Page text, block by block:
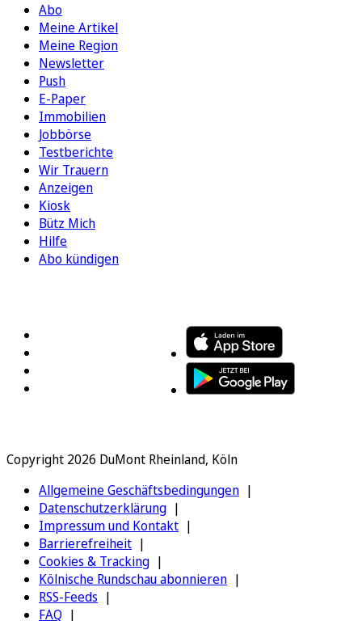
Abo
Meine Artikel
Meine Region
Newsletter
Push
E-Paper
Immobilien
Jobbörse
Testberichte
Wir Trauern
Anzeigen
Kiosk
Bütz Mich
Hilfe
Abo kündigen
Copyright 2026 DuMont Rheinland, Köln
Allgemeine Geschäftsbedingungen
Datenschutzerklärung
Impressum und Kontakt
Barrierefreiheit
Cookies & Tracking
Kölnische Rundschau abonnieren
RSS-Feeds
FAQ